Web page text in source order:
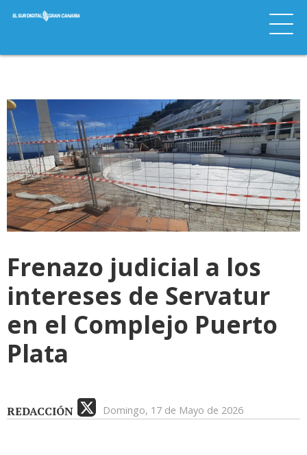
Frenazo judicial a los
intereses de Servatur
en el Complejo Puerto
Plata
REDACCIÓN Domingo, 17 de Mayo de 2026